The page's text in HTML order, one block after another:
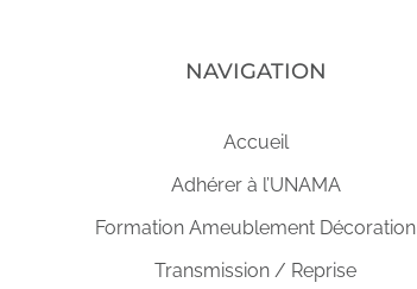
NAVIGATION
Accueil
Adhérer à l’UNAMA
Formation Ameublement Décoration
Transmission / Reprise